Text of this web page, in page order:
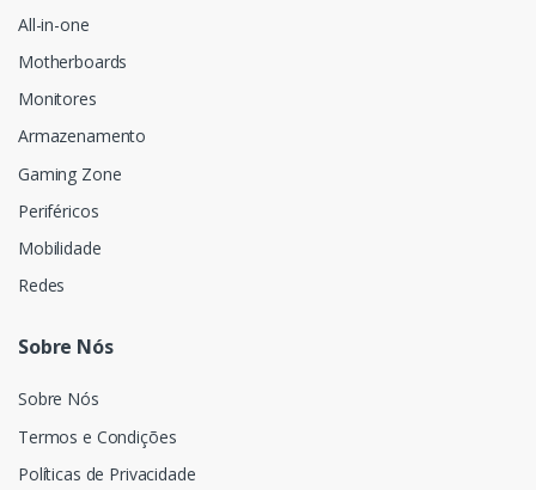
All-in-one
Motherboards
Monitores
Armazenamento
Gaming Zone
Periféricos
Mobilidade
Redes
Sobre Nós
Sobre Nós
Termos e Condições
Políticas de Privacidade